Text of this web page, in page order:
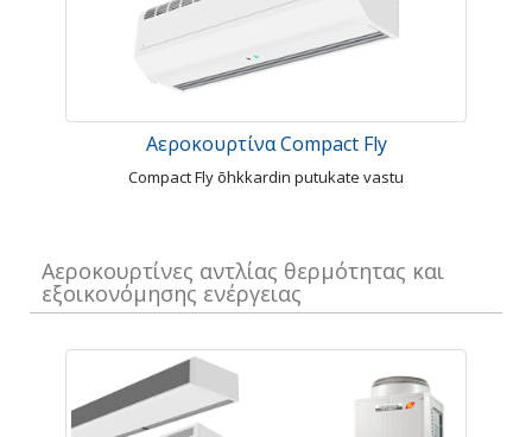
Αεροκουρτίνα Compact Fly
Compact Fly õhkkardin putukate vastu
Αεροκουρτίνες αντλίας θερμότητας και
εξοικονόμησης ενέργειας